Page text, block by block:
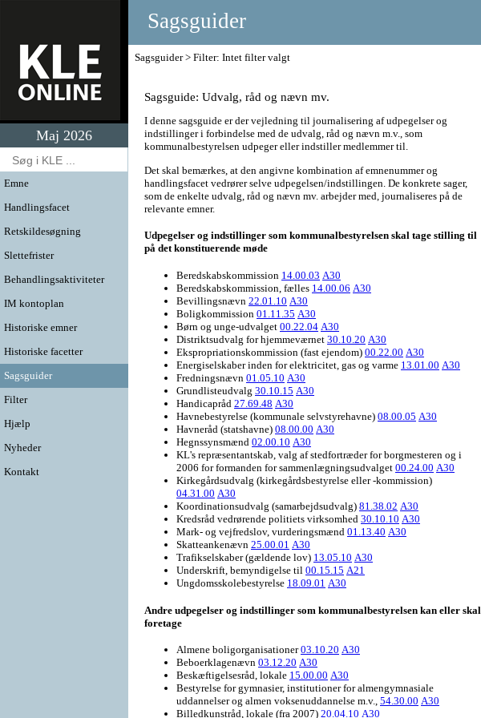
Maj 2026
Emne
Handlingsfacet
Retskildesøgning
Slettefrister
Behandlingsaktiviteter
IM kontoplan
Historiske emner
Historiske facetter
Sagsguider
Filter
Hjælp
Nyheder
Kontakt
Sagsguider
Sagsguider Filter: Intet filter valgt
Sagsguide: Udvalg, råd og nævn mv.
I denne sagsguide er der vejledning til journalisering af udpegelser og
indstillinger i forbindelse med de udvalg, råd og nævn m.v., som
kommunalbestyrelsen udpeger eller indstiller medlemmer til.
Det skal bemærkes, at den angivne kombination af emnenummer og
handlingsfacet vedrører selve udpegelsen/indstillingen. De konkrete sager,
som de enkelte udvalg, råd og nævn mv. arbejder med, journaliseres på de
relevante emner.
Udpegelser og indstillinger som kommunalbestyrelsen skal tage stilling til
på det konstituerende møde
Beredskabskommission 14.00.03 A30
Beredskabskommission, fælles 14.00.06 A30
Bevillingsnævn 22.01.10 A30
Boligkommission 01.11.35 A30
Børn og unge-udvalget 00.22.04 A30
Distriktsudvalg for hjemmeværnet 30.10.20 A30
Ekspropriationskommission (fast ejendom) 00.22.00 A30
Energiselskaber inden for elektricitet, gas og varme 13.01.00 A30
Fredningsnævn 01.05.10 A30
Grundlisteudvalg 30.10.15 A30
Handicapråd 27.69.48 A30
Havnebestyrelse (kommunale selvstyrehavne) 08.00.05 A30
Havneråd (statshavne) 08.00.00 A30
Hegnssynsmænd 02.00.10 A30
KL's repræsentantskab, valg af stedfortræder for borgmesteren og i
2006 for formanden for sammenlægningsudvalget 00.24.00 A30
Kirkegårdsudvalg (kirkegårdsbestyrelse eller -kommission)
04.31.00 A30
Koordinationsudvalg (samarbejdsudvalg) 81.38.02 A30
Kredsråd vedrørende politiets virksomhed 30.10.10 A30
Mark- og vejfredslov, vurderingsmænd 01.13.40 A30
Skatteankenævn 25.00.01 A30
Trafikselskaber (gældende lov) 13.05.10 A30
Underskrift, bemyndigelse til 00.15.15 A21
Ungdomsskolebestyrelse 18.09.01 A30
Andre udpegelser og indstillinger som kommunalbestyrelsen kan eller skal
foretage
Almene boligorganisationer03.10.20 A30
Beboerklagenævn 03.12.20 A30
Beskæftigelsesråd, lokale 15.00.00 A30
Bestyrelse for gymnasier, institutioner for almengymnasiale
uddannelser og almen voksenuddannelse m.v., 54.30.00 A30
Billedkunstråd, lokale (fra 2007) 20.04.10 A30